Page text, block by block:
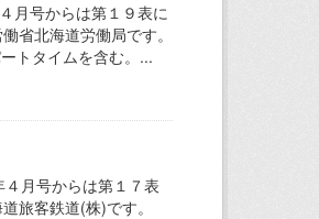
月号からは第１９表に
省北海道労働局です。
トタイムを含む。...
月号からは第１７表
旅客鉄道(株)です。